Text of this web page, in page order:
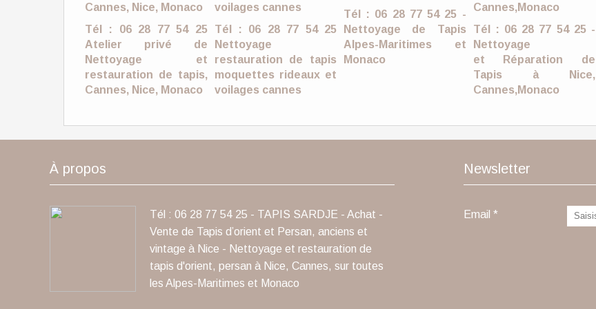
Tél : 06 28 77 54 25
Atelier privé de
Nettoyage et
restauration de tapis,
Cannes, Nice, Monaco
Tél : 06 28 77 54 25
Nettoyage
restauration de tapis
moquettes rideaux et
voilages cannes
Tél : 06 28 77 54 25 -
Nettoyage de Tapis
Alpes-Maritimes et
Monaco
Tél : 06 28 77 54 25 -
Nettoyage
et Réparation de
Tapis à Nice,
Cannes,Monaco
À propos
Tél : 06 28 77 54 25 - TAPIS SARDJE - Achat -
Vente de Tapis d’orient et Persan, anciens et
vintage à Nice - Nettoyage et restauration de
tapis d'orient, persan à Nice, Cannes, sur toutes
les Alpes-Maritimes et Monaco
Newsletter
Email